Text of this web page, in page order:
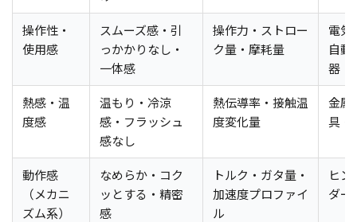
操作性・
使用感
スムーズ感・引
っかかりなし・
一体感
操作力・ストロー
ク量・摩耗量
電気
自動
器
熱感・温
度感
温もり・冷涼
感・フラッシュ
感なし
熱伝導率・接触温
度変化量
金属
具・
動作感
（メカニ
ズム系）
なめらか・コク
ッとする・精密
感
トルク・ガタ量・
加速度プロファイ
ル
ヒ
ダー